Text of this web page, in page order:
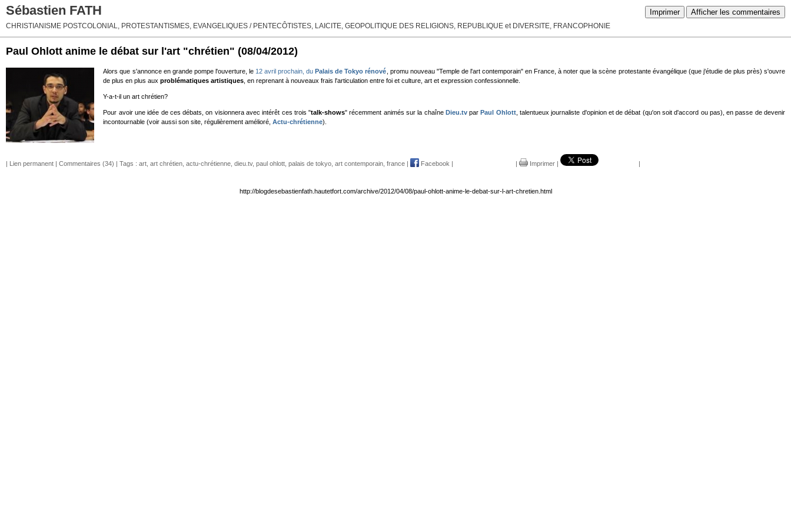
Imprimer Afficher les commentaires
Sébastien FATH
CHRISTIANISME POSTCOLONIAL, PROTESTANTISMES, EVANGELIQUES / PENTECÔTISTES, LAICITE, GEOPOLITIQUE DES RELIGIONS, REPUBLIQUE et DIVERSITE, FRANCOPHONIE
Paul Ohlott anime le débat sur l'art "chrétien" (08/04/2012)
Alors que s'annonce en grande pompe l'ouverture, le 12 avril prochain, duPalais de Tokyo rénové , promu nouveau "Temple de l'art contemporain" en France, à noter que la scène protestante évangélique (que j'étudie de plus près) s'ouvre
de plus en plus auxproblématiques artistiques , en reprenant à nouveaux frais l'articulation entre foi et culture, art et expression confessionnelle.
Y-a-t-il un art chrétien?
Pour avoir une idée de ces débats, on visionnera avec intérêt ces trois "talk-shows" récemment animés sur la chaîne Dieu.tvparPaul Ohlott, talentueux journaliste d'opinion et de débat (qu'on soit d'accord ou pas), en passe de devenir
incontournable (voir aussi son site, régulièrement amélioré,Actu-chrétienne).
| Lien permanent | Commentaires (34) | Tags : art art chrétien actu-chrétienne dieu.tv, paul ohlott palais de tokyo art contemporain france | Facebook | | Imprimer | |
http://blogdesebastienfath.hautetfort.com/archive/2012/04/08/paul-ohlott-anime-le-debat-sur-l-art-chretien.html